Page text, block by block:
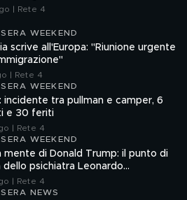
| Rete 4
WEEKEND
scrive all'Europa: "Riunione urgente
| Rete 4
WEEKEND
incidente tra pullman e camper, 6
e 30 feriti
| Rete 4
WEEKEND
mente di Donald Trump: il punto di
dello psichiatra Leonardo
| Rete 4
NEWS